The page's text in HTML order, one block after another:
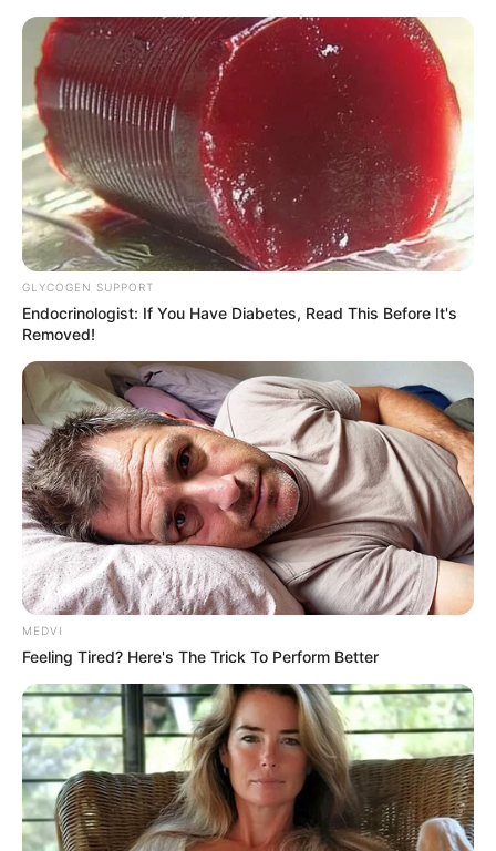
GLYCOGEN SUPPORT
Endocrinologist: If You Have Diabetes, Read This Before It's
Removed!
MEDVI
Feeling Tired? Here's The Trick To Perform Better